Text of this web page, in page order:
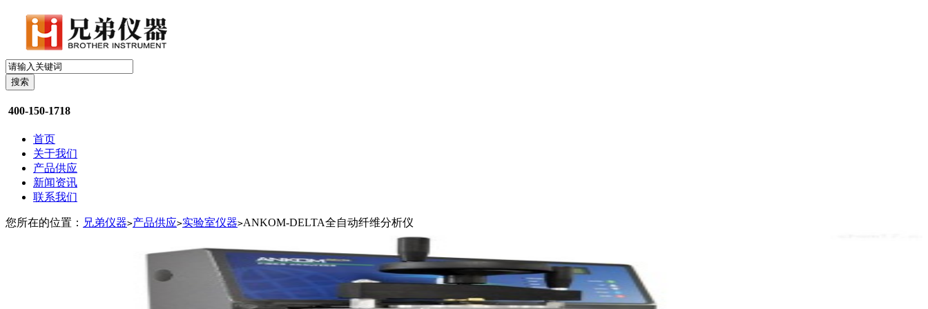
搜索
400-150-1718
首页
关于我们
产品供应
新闻资讯
联系我们
您所在的位置： 兄弟仪器>产品供应>实验室仪器>ANKOM-DELTA全自动纤维分析仪